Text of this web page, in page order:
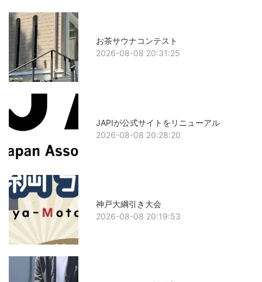
お茶サウナコンテスト
2026-08-08 20:31:25
JAPIが公式サイトをリニューアル
2026-08-08 20:28:20
神戸大綱引き大会
2026-08-08 20:19:53